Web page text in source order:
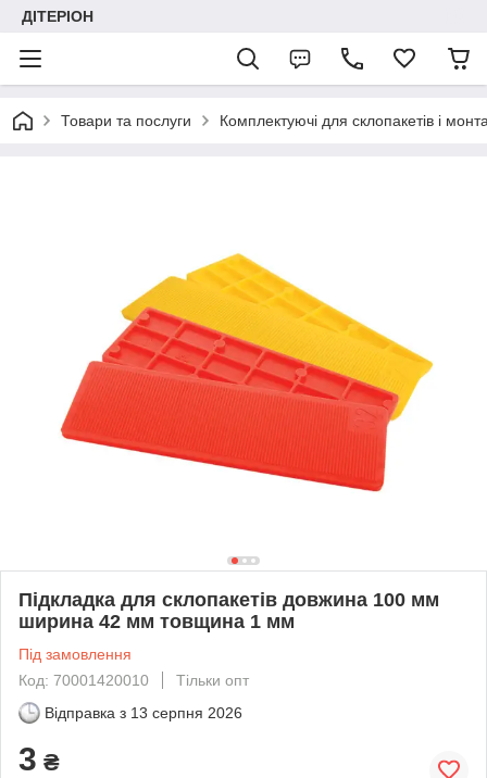
ДІТЕРІОН
Товари та послуги Комплектуючі для склопакетів і
Підкладка для склопакетів довжина 100 мм
ширина 42 мм товщина 1 мм
Під замовлення
Код: 70001420010
Тільки опт
Відправка з 13 серпня 2026
3 ₴